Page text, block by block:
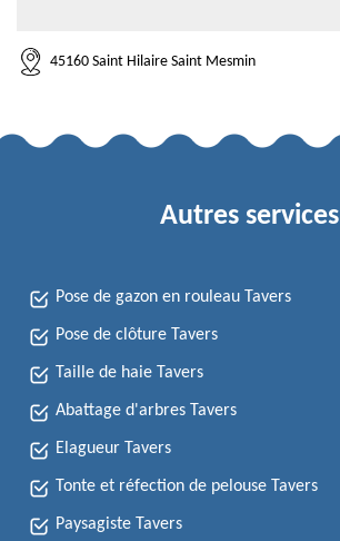
45160 Saint Hilaire Saint Mesmin
Autres services
Pose de gazon en rouleau Tavers
Pose de clôture Tavers
Taille de haie Tavers
Abattage d'arbres Tavers
Elagueur Tavers
Tonte et réfection de pelouse Tavers
Paysagiste Tavers